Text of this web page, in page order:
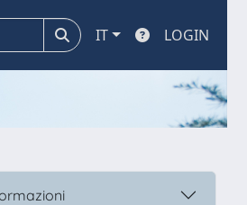
IT LOGIN